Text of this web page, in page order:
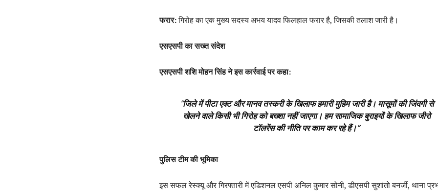
फरार:गिरोह का एक मुख्य सदस्य अभय यादव फिलहाल फरार है, जिसकी तलाश जारी है।
एसएसपी का सख्त संदेश
एसएसपी शशि मोहन सिंह ने इस कार्रवाई पर कहा:
“जिले में पीटा एक्ट और मानव तस्करी के खिलाफ हमारी मुहिम जारी है। मासूमों की जिंदगी से
खेलने वाले किसी भी गिरोह को बख्शा नहीं जाएगा। हम सामाजिक बुराइयों के खिलाफ जीरो
टॉलरेंस की नीति पर काम कर रहे हैं।”
पुलिस टीम की भूमिका
इस सफल रेस्क्यू और गिरफ्तारी में एडिशनल एसपी अनिल कुमार सोनी, डीएसपी सुशांतो बनर्जी, थाना